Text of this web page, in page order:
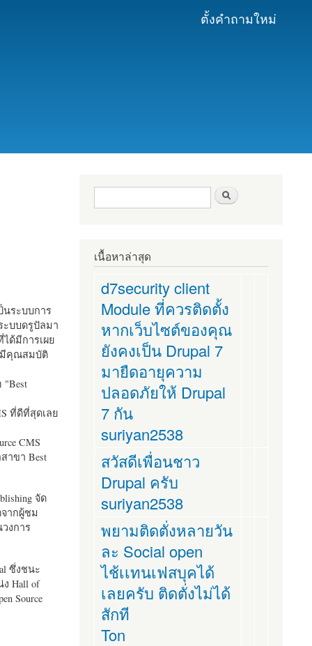
ตั้งคำถามใหม่
นระบบการ
ะบบดรูปัลมา
ด้มีการเผย
มีคุณสมบัติ
"Best
ที่ดีที่สุดเลย
CMS
าขา Best
จัด
ากผู้ชม
งการ
ซึ่งชนะ
Hall of
Source
ฟอร์มค้นหา
เนื้อหาล่าสุด
d7security client
Module ที่ควรติดตั้ง
หากเว็บไซต์ของคุณ
ยังคงเป็น Drupal 7
มายืดอายุความ
ปลอดภัยให้ Drupal
7 กัน
suriyan2538
สวัสดีเพื่อนชาว
Drupal ครับ
suriyan2538
พยามติดตั่งหลายวัน
ละ Social open
ไช้เเทนเฟสบุคได้
เลยครับ ติดตั่งไม่ได้
สักที
Ton